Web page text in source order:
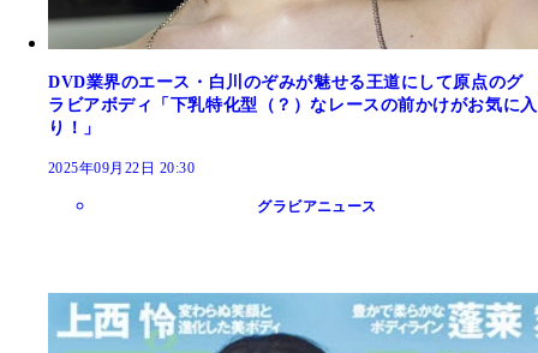
DVD業界のエース・白川のぞみが魅せる王道にして原点のグ
ラビアボディ「下乳特化型（？）なレースの前かけがお気に入
り！」
2025年09月22日 20:30
グラビアニュース